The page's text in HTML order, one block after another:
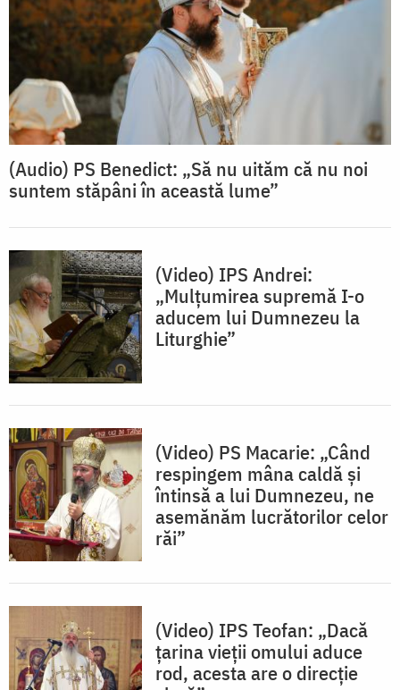
(Audio) PS Benedict: „Să nu uităm că nu noi
suntem stăpâni în această lume”
(Video) IPS Andrei:
„Mulțumirea supremă I-o
aducem lui Dumnezeu la
Liturghie”
(Video) PS Macarie: „Când
respingem mâna caldă și
întinsă a lui Dumnezeu, ne
asemănăm lucrătorilor celor
răi”
(Video) IPS Teofan: „Dacă
țarina vieții omului aduce
rod, acesta are o direcție